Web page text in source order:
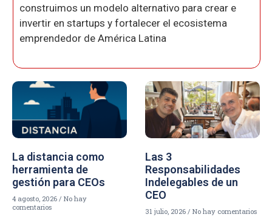
construimos un modelo alternativo para crear e
invertir en startups y fortalecer el ecosistema
emprendedor de América Latina
La distancia como
herramienta de
gestión para CEOs
4 agosto, 2026
No hay
comentarios
Las 3
Responsabilidades
Indelegables de un
CEO
31 julio, 2026 No hay comentarios